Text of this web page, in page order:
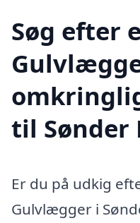
Søg efter
til Sønder
Er du på udkig
Gulvlægger i